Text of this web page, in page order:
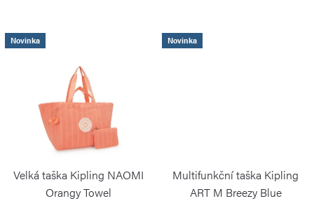
t
ů
Novinka
Velká taška Kipling NAOMI
Orangy Towel
Novinka
Multifunkční taška Kipling
ART M Breezy Blue